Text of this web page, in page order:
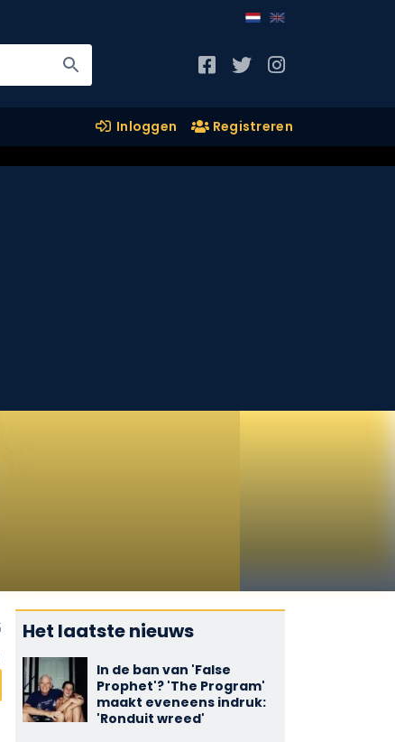
Inloggen Registreren
Het laatste nieuws
In de ban van 'False
Prophet'? 'The Program'
maakt eveneens indruk:
'Ronduit wreed'